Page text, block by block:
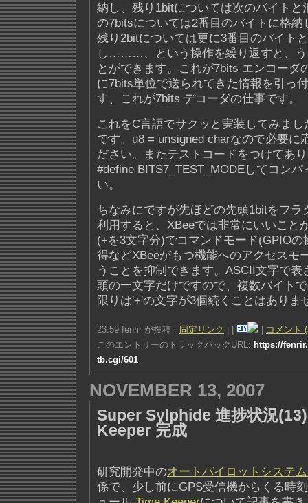
納し、残り1bitについては次のバイトと
の7bitsについては2番目のバイトに格納
残り2bitについては更に3番目のバイト
し………、という操作を繰り返すと、う
とができます。これが7bits エンコーダ
に7bits単位で送られてきた情報を引っ
す、これが7bits デコーダの仕事です。
これをC言語でサクッと実装してみまし
です。u8 = unsigned charなので必要に
ださい。またテストコードをつけてあ
#define BITS7_TEST_MODEしてコン
い。
ちなみにですが先ほどの先頭1bitをフラ
利用すると、XBeeでは非常にいいこと
(+を3文字分)でコマンドモード(GPIOの
得などXBeeがもつ機能へのアクセスモ
うことを抑制できます。ASCII文字で表
頭の一文字だけですので、複数バイト
限りは'+'の文字が3個続くことはありま
23:59 fenrir が投稿 : 固定リンク
コメント
このエントリーのトラックバックURL: https://
tb.cgi/601
NOVEMBER 13, 2007
Super Sylphide 進捗状況
Keeper 完成
研究開発中のオートパイロットシステ
係で、少し前にGPS受信機からくる時